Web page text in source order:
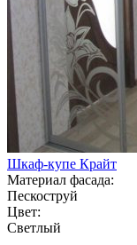
Шкаф-купе Крайт
Материал фасада:
Пескоструй
Цвет:
Светлый